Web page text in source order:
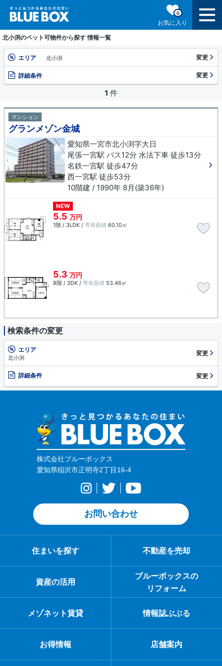
お気に入り
0
北小渕のペット可物件から探す 情報一覧
エリア 北小渕 変更
詳細条件 変更
1 件
マンション
グランメゾン金城
愛知県一宮市北小渕字大日
尾張一宮駅 バス12分 水法下車 徒歩13分
名鉄一宮駅 徒歩47分
西一宮駅 徒歩53分
10階建 / 1990年 8月(築36年)
NEW
5.5 万円
1階 / 3LDK / 専有面積 60.10㎡
5.3 万円
8階 / 3DK / 専有面積 53.46㎡
検索条件の変更
エリア
北小渕
変更
詳細条件 変更
株式会社ブルーボックス
愛知県稲沢市正明寺2丁目16-4
お問い合わせ
住まいを探す 不動産を売却
資産の活用
ブルーボックスの
リフォーム
メゾネット賃貸 情報誌ぶぶる
お得情報 店舗案内